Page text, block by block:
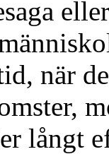
när
långt